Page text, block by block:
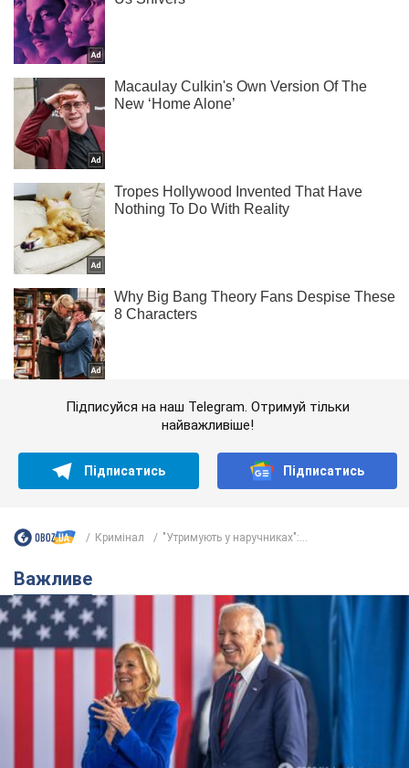
Підписуйся на наш Telegram. Отримуй тільки
найважливіше!
Підписатись Підписатись
Кримінал "Утримують у наручниках":...
Важливе